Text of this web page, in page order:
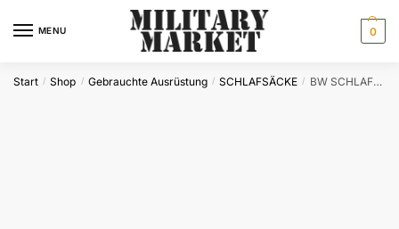
MENU 0
Start / Shop / Gebrauchte Ausrüstung / SCHLAFSÄCKE / BW SCHLAFSACKBEZUG CARINTHIA®GORETEX OLIV GEBR.